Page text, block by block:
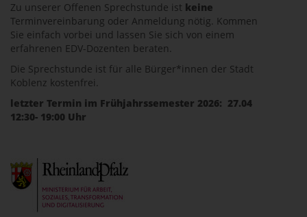
Zu unserer Offenen Sprechstunde ist keine
Terminvereinbarung oder Anmeldung nötig. Kommen
Sie einfach vorbei und lassen Sie sich von einem
erfahrenen EDV-Dozenten beraten.
Die Sprechstunde ist für alle Bürger*innen der Stadt
Koblenz kostenfrei.
letzter Termin im Frühjahrssemester 2026: 27.04
12:30- 19:00 Uhr